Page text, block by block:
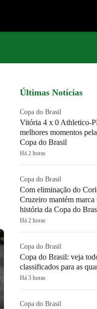
Últimas Notícias
Copa do Brasil
Vitória 4 x 0 Athletico-
melhores momentos
Copa do Brasil
Há 2 horas
Copa do Brasil
Com eliminação do
Cruzeiro mantém marca
história da Copa do
Há 2 horas
Copa do Brasil
Copa do Brasil: veja
classificados para as
Há 3 horas
Copa do Brasil